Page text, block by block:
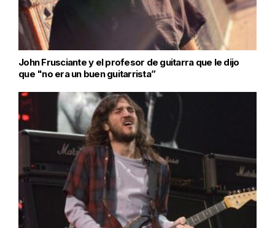
John Frusciante y el profesor de guitarra que le dijo
que "no era un buen guitarrista”